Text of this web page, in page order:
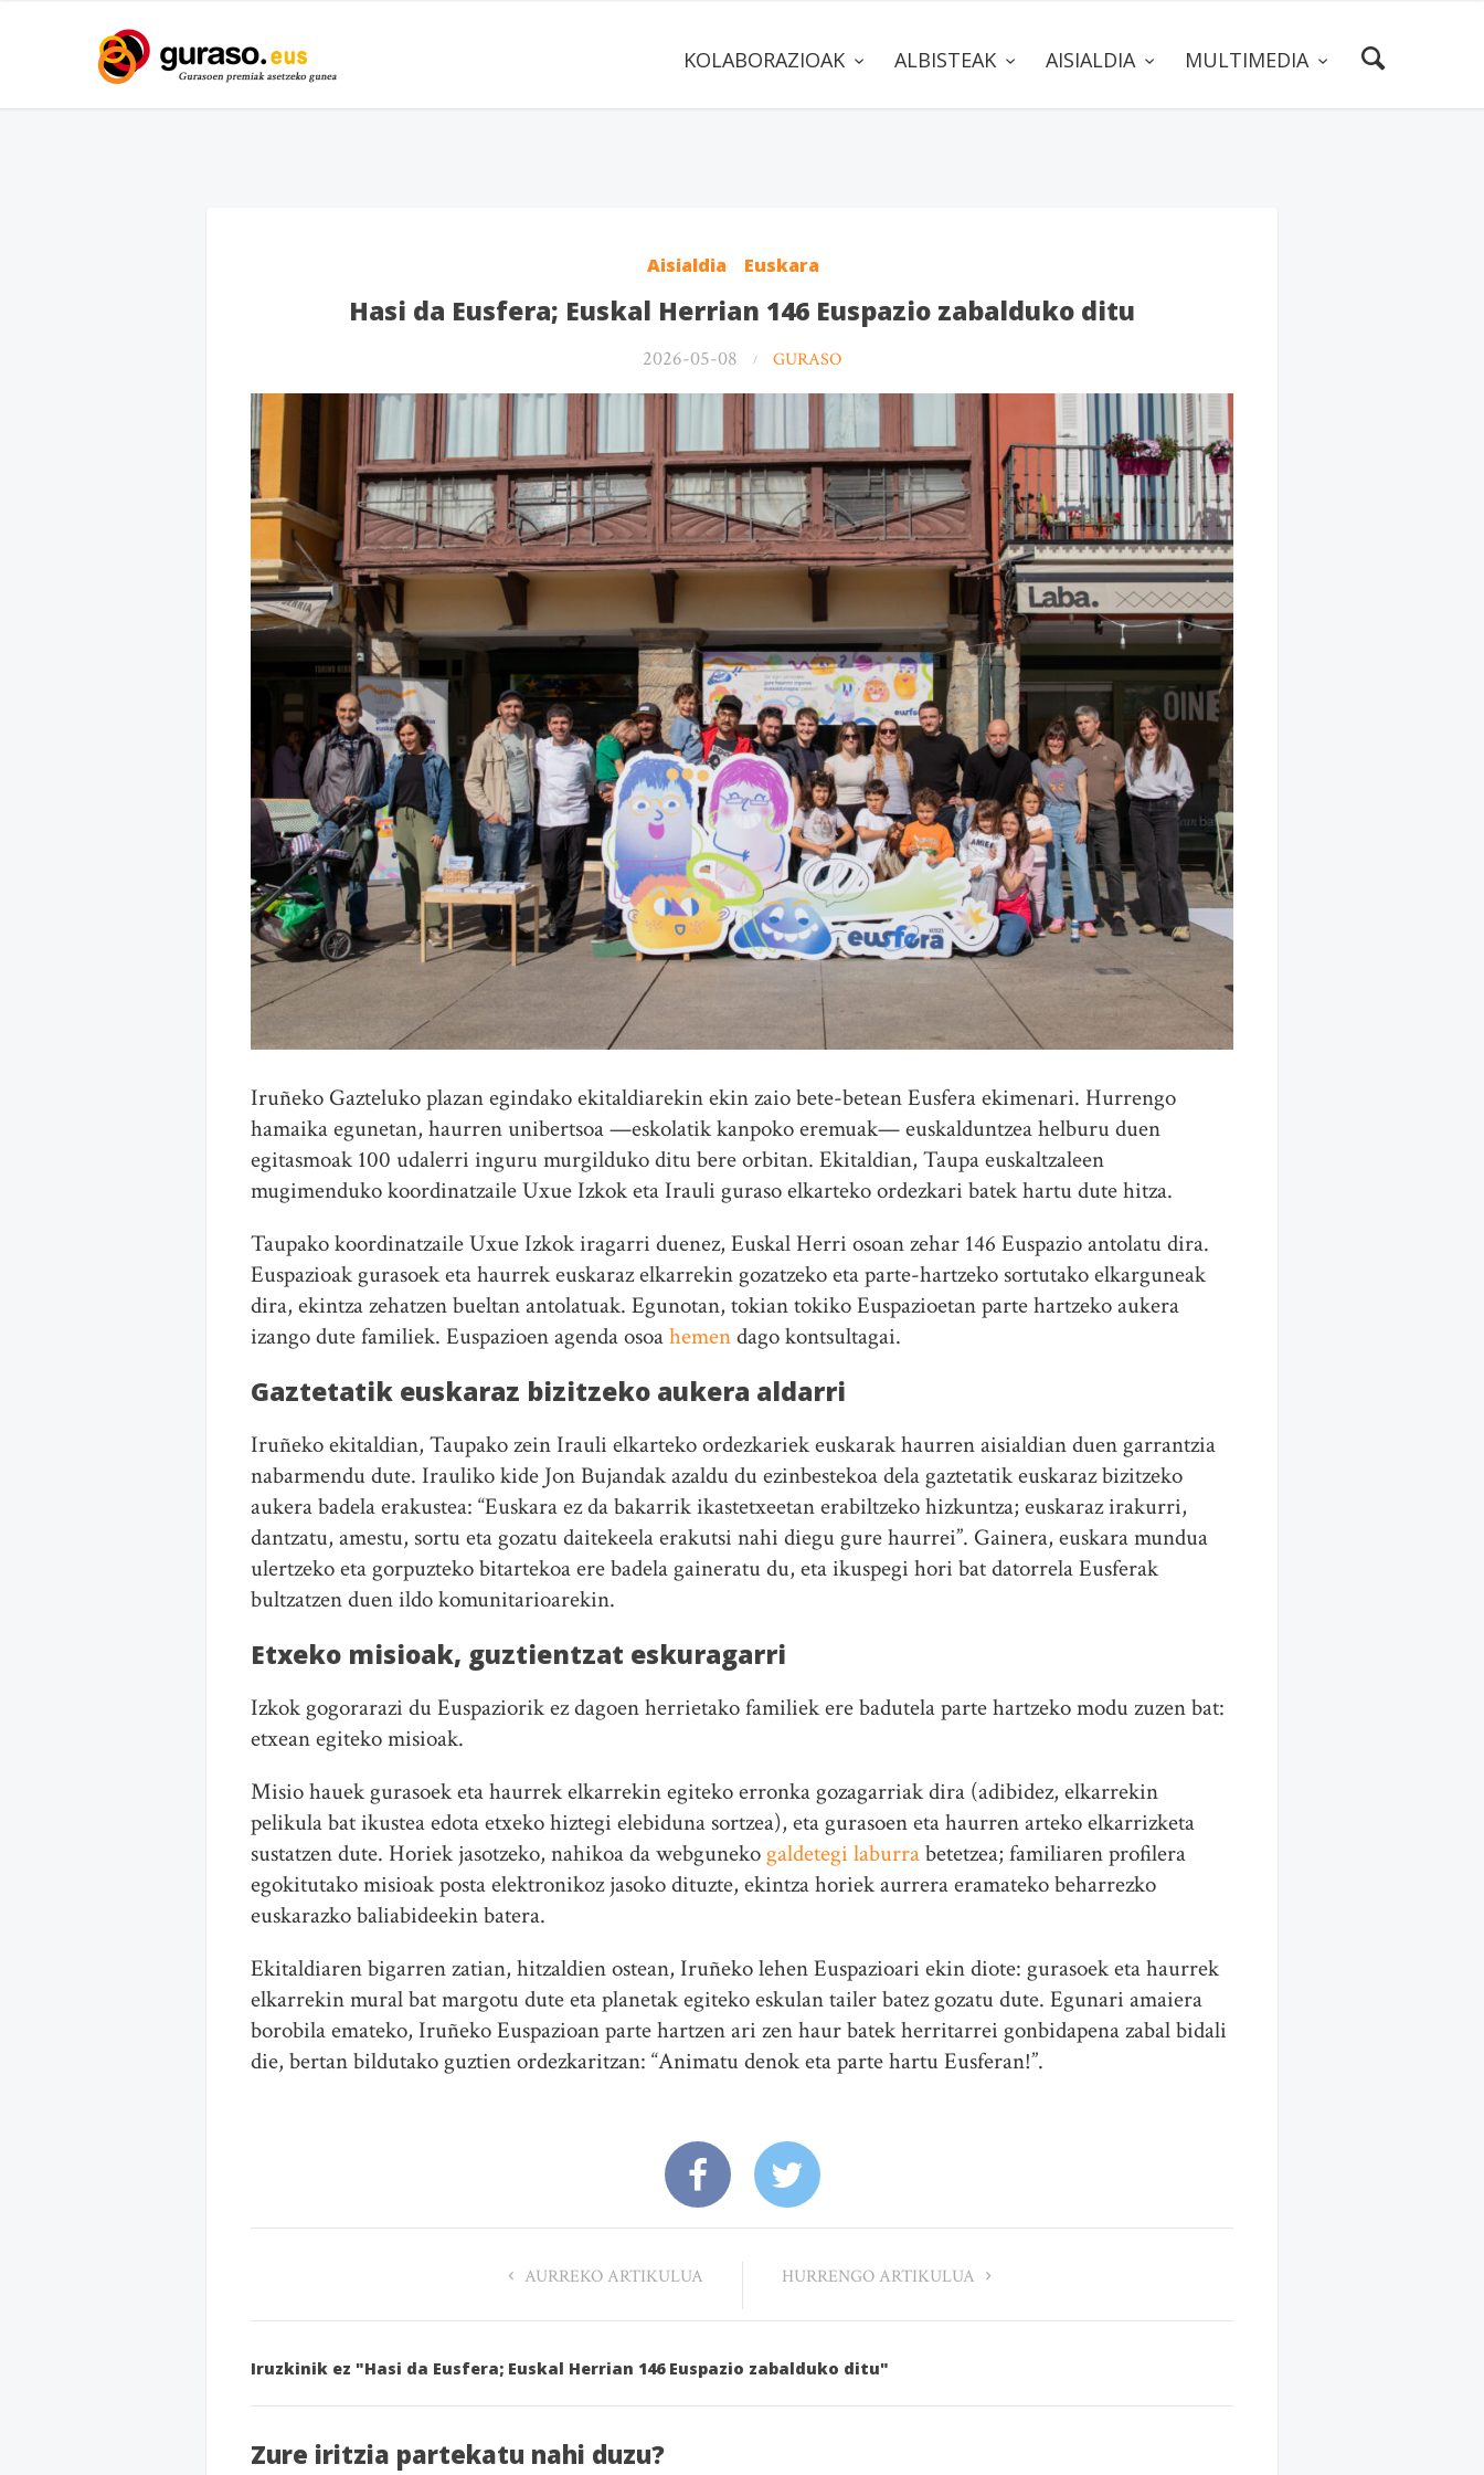
KOLABORAZIOAK ALBISTEAK AISIALDIA MULTIMEDIA
Aisialdia Euskara
Hasi da Eusfera; Euskal Herrian 146 Euspazio zabalduko ditu
2026-05-08 GURASO
Iruñeko Gazteluko plazan egindako ekitaldiarekin ekin zaio bete-betean Eusfera ekimenari. Hurrengo
hamaika egunetan, haurren unibertsoa —eskolatik kanpoko eremuak— euskalduntzea helburu duen
egitasmoak 100 udalerri inguru murgilduko ditu bere orbitan. Ekitaldian, Taupa euskaltzaleen
mugimenduko koordinatzaile Uxue Izkok eta Irauli guraso elkarteko ordezkari batek hartu dute hitza.
Taupako koordinatzaile Uxue Izkok iragarri duenez, Euskal Herri osoan zehar 146 Euspazio antolatu dira.
Euspazioak gurasoek eta haurrek euskaraz elkarrekin gozatzeko eta parte-hartzeko sortutako elkarguneak
dira, ekintza zehatzen bueltan antolatuak. Egunotan, tokian tokiko Euspazioetan parte hartzeko aukera
izango dute familiek. Euspazioen agenda osoahemendago kontsultagai.
Gaztetatik euskaraz bizitzeko aukera aldarri
Iruñeko ekitaldian, Taupako zein Irauli elkarteko ordezkariek euskarak haurren aisialdian duen garrantzia
nabarmendu dute. Irauliko kide Jon Bujandak azaldu du ezinbestekoa dela gaztetatik euskaraz bizitzeko
aukera badela erakustea: “Euskara ez da bakarrik ikastetxeetan erabiltzeko hizkuntza; euskaraz irakurri,
dantzatu, amestu, sortu eta gozatu daitekeela erakutsi nahi diegu gure haurrei”. Gainera, euskara mundua
ulertzeko eta gorpuzteko bitartekoa ere badela gaineratu du, eta ikuspegi hori bat datorrela Eusferak
bultzatzen duen ildo komunitarioarekin.
Etxeko misioak, guztientzat eskuragarri
Izkok gogorarazi du Euspaziorik ez dagoen herrietako familiek ere badutela parte hartzeko modu zuzen bat:
etxean egiteko misioak.
Misio hauek gurasoek eta haurrek elkarrekin egiteko erronka gozagarriak dira (adibidez, elkarrekin
pelikula bat ikustea edota etxeko hiztegi elebiduna sortzea), eta gurasoen eta haurren arteko elkarrizketa
sustatzen dute. Horiek jasotzeko, nahikoa da webguneko galdetegi laburrabetetzea; familiaren profilera
egokitutako misioak posta elektronikoz jasoko dituzte, ekintza horiek aurrera eramateko beharrezko
euskarazko baliabideekin batera.
Ekitaldiaren bigarren zatian, hitzaldien ostean, Iruñeko lehen Euspazioari ekin diote: gurasoek eta haurrek
elkarrekin mural bat margotu dute eta planetak egiteko eskulan tailer batez gozatu dute. Egunari amaiera
borobila emateko, Iruñeko Euspazioan parte hartzen ari zen haur batek herritarrei gonbidapena zabal bidali
die, bertan bildutako guztien ordezkaritzan: “Animatu denok eta parte hartu Eusferan!”.
AURREKO ARTIKULUA HURRENGO ARTIKULUA
Iruzkinik ez "Hasi da Eusfera; Euskal Herrian 146 Euspazio zabalduko ditu"
Zure iritzia partekatu nahi duzu?